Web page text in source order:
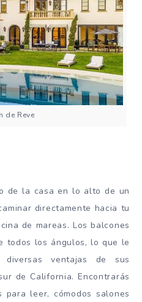
de Reve
de la casa en lo alto de un
directamente hacia tu
de mareas. Los balcones
todos los ángulos, lo que le
ventajas de sus
de California. Encontrarás
leer, cómodos salones